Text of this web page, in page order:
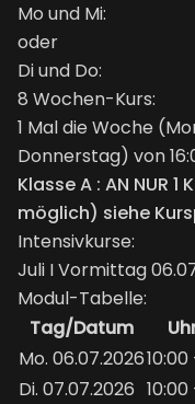
Mo und Mi:
oder
Di und Do:
8 Wochen-Kurs:
1 Mal die Woche
Donnerstag) von
Klasse A : AN NUR
möglich) siehe
Intensivkurse:
Juli I Vormittag
Modul-Tabelle:
Tag/Datum
Mo. 06.07.202610:00
Di. 07.07.2026 10:00